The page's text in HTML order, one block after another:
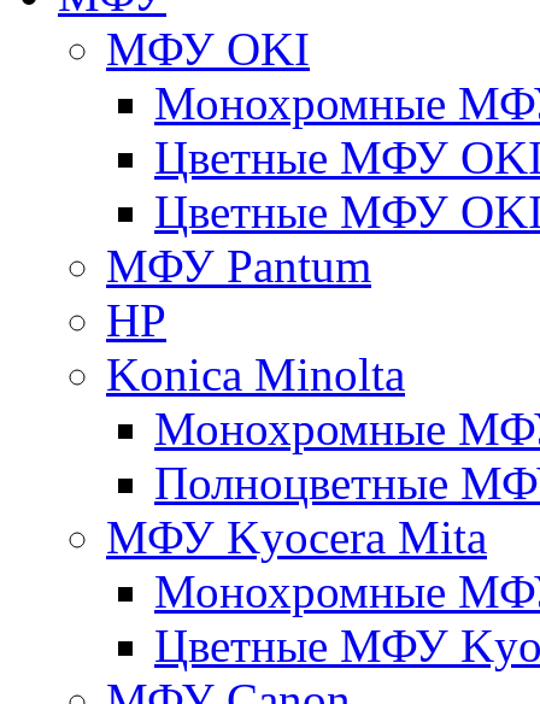
МФУ OKI
Монохромные
Цветные МФУ
Цветные МФУ
МФУ Pantum
HP
Konica Minolta
Монохромные
Полноцветные
МФУ Kyocera Mita
Монохромные
Цветные МФУ